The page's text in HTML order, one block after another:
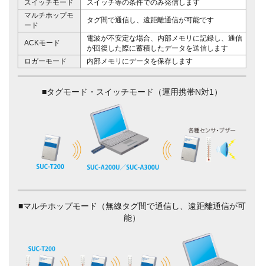
スイッチモード
スイッチ等の条件でのみ発信します
マルチホップモ
ード
タグ間で通信し、遠距離通信が可能です
ACKモード
電波が不安定な場合、内部メモリに記録し、通信
が回復した際に蓄積したデータを送信します
ロガーモード
内部メモリにデータを保存します
■タグモード・スイッチモード（運用携帯N対1）
■マルチホップモード（無線タグ間で通信し、遠距離通信が可
能）